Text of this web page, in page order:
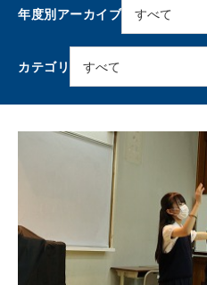
年度別アーカイブ
カテゴリ